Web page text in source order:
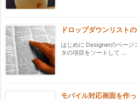
ドロップダウンリスト
はじめに Designerのページ
タの項目をソートして ...
モバイル対応画面を作